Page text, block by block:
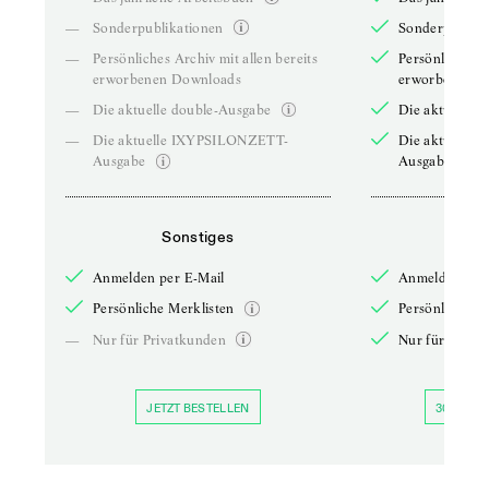
—
Sonderpublikationen
—
Persönliches Archiv mit allen bereits
erworbenen Downloads
—
Die aktuelle double-Ausgabe
—
Die aktuelle IXYPSILONZETT-
Ausgabe
Sonstiges
Anmelden per E-Mail
Persönliche Merklisten
—
Nur für Privatkunden
JETZT BESTELLEN
Persönliches
erworbenen
Die aktuelle
Die aktuelle
Ausgabe
Anmelden
Persönliche
Nur für
30 TAGE